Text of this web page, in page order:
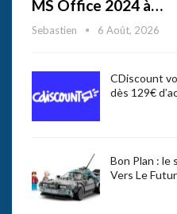
MS Office 2024 à…
Sebastien 6 Août, 2026
CDiscount
dès 129€
Bon Plan : le
Vers Le